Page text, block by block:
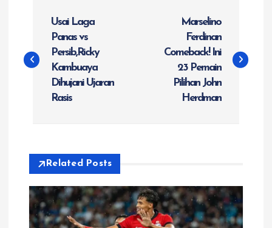
v
a
s
Usai Laga
Panas vs
Persib,Ricky
Kambuaya
Dihujani Ujaran
Rasis
Marselino
Ferdinan
Comeback! Ini
23 Pemain
Pilihan John
Herdman
Related Posts